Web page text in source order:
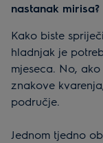
nastanak
Kako biste
hladnjak je
mjeseca. No,
znakove
područje.
Jednom tjedno